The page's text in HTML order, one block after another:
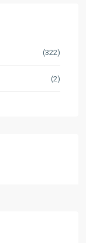
(322)
(2)